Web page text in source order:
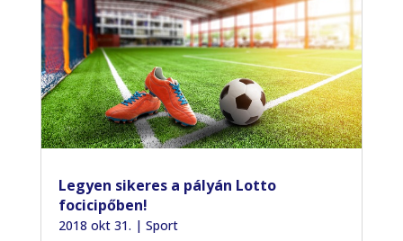
Legyen sikeres a pályán Lotto
focicipőben!
2018 okt 31. | Sport